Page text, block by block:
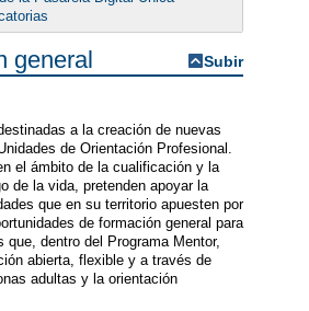
general Subir
a la creación de nuevas
de Orientación Profesional.
el ámbito de la cualificación y la
de la vida, pretenden apoyar la
que en su territorio apuesten por
de formación general para
que, dentro del Programa Mentor,
abierta, flexible y a través de
adultas y la orientación